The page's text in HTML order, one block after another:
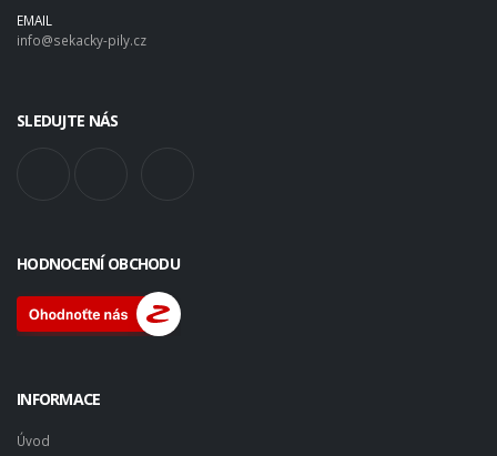
EMAIL
info@sekacky-pily.cz
SLEDUJTE NÁS
HODNOCENÍ OBCHODU
INFORMACE
Úvod